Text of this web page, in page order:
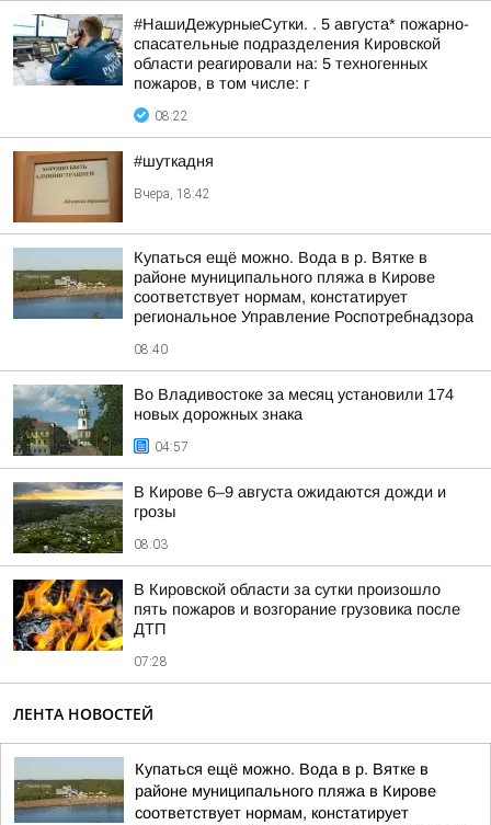
#НашиДежурныеСутки. . 5 августа* пожарно-
спасательные подразделения Кировской
области реагировали на: 5 техногенных
пожаров, в том числе: г
08:22
#шуткадня
Вчера, 18:42
Купаться ещё можно. Вода в р. Вятке в
районе муниципального пляжа в Кирове
соответствует нормам, констатирует
региональное Управление Роспотребнадзора
08:40
Во Владивостоке за месяц установили 174
новых дорожных знака
04:57
В Кирове 6–9 августа ожидаются дожди и
грозы
08:03
В Кировской области за сутки произошло
пять пожаров и возгорание грузовика после
ДТП
07:28
ЛЕНТА НОВОСТЕЙ
Купаться ещё можно. Вода в р. Вятке в
районе муниципального пляжа в Кирове
соответствует нормам, констатирует